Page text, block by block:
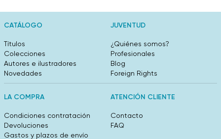
CATÁLOGO
Títulos
Colecciones
Autores e ilustradores
Novedades
JUVENTUD
¿Quiénes somos?
Profesionales
Blog
Foreign Rights
LA COMPRA
Condiciones contratación
Devoluciones
Gastos y plazos de envío
ATENCIÓN CLIENTE
Contacto
FAQ